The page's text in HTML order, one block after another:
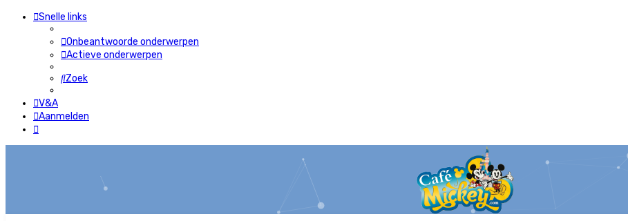
Snelle links
Onbeantwoorde onderwerpen
Actieve onderwerpen
Zoek
V&A
Aanmelden